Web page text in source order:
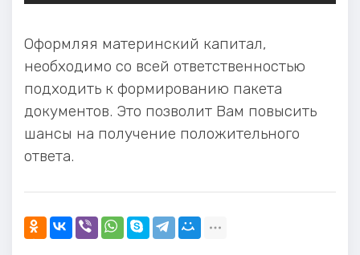
Оформляя материнский капитал,
необходимо со всей ответственностью
подходить к формированию пакета
документов. Это позволит Вам повысить
шансы на получение положительного
ответа.